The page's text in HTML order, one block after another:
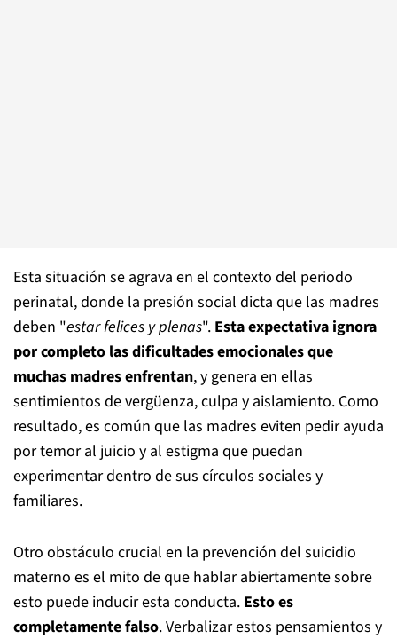
Esta situación se agrava en el contexto del periodo
perinatal, donde la presión social dicta que las madres
deben "estar felices y plenas". Esta expectativa ignora
por completo las dificultades emocionales que
muchas madres enfrentan, y genera en ellas
sentimientos de vergüenza, culpa y aislamiento. Como
resultado, es común que las madres eviten pedir ayuda
por temor al juicio y al estigma que puedan
experimentar dentro de sus círculos sociales y
familiares.
Otro obstáculo crucial en la prevención del suicidio
materno es el mito de que hablar abiertamente sobre
esto puede inducir esta conducta. Esto es
completamente falso.Verbalizar estos pensamientos y